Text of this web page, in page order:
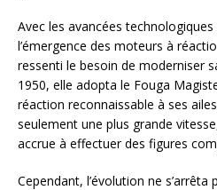
Avec les avancées technologiques
l’émergence des moteurs à
ressenti le besoin de moderniser
1950, elle adopta le Fouga
réaction reconnaissable à ses
seulement une plus grande
accrue à effectuer des figures
Cependant, l’évolution ne s’arrêta